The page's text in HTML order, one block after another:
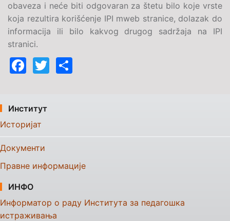
obaveza i neće biti odgovaran za štetu bilo koje vrste
koja rezultira korišćenje IPI mweb stranice, dolazak do
informacija ili bilo kakvog drugog sadržaja na IPI
stranici.
Facebook
Twitter
Институт
Историјат
Документи
Правне информације
ИНФО
Информатор о раду Института за педагошка
истраживања